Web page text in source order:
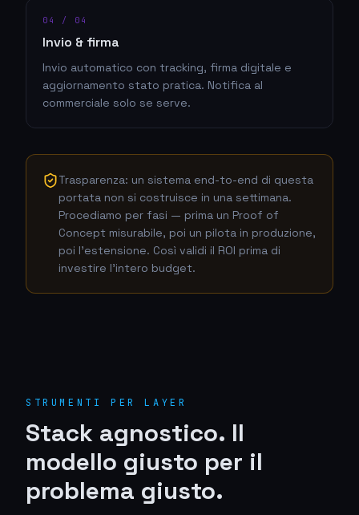
04 / 04
Invio & firma
Invio automatico con tracking, firma digitale e
aggiornamento stato pratica. Notifica al
commerciale solo se serve.
Trasparenza: un sistema end-to-end di questa
portata non si costruisce in una settimana.
Procediamo per fasi — prima un Proof of
Concept misurabile, poi un pilota in produzione,
poi l'estensione. Così validi il ROI prima di
investire l'intero budget.
STRUMENTI PER LAYER
Stack agnostico. Il
modello giusto per il
problema giusto.